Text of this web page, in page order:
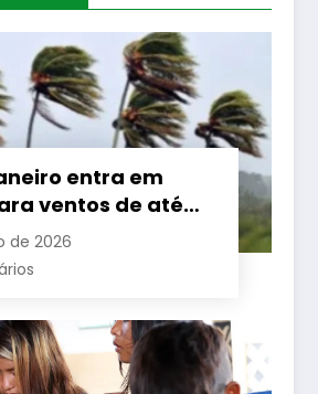
entra em
ventos de até
com avanço de
associada a
de 2026